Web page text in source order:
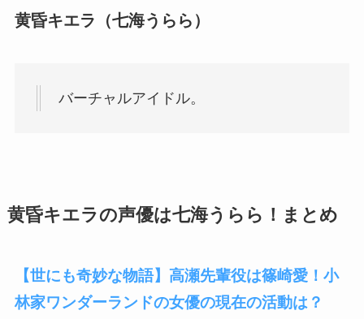
黄昏キエラ（七海うらら）
バーチャルアイドル。
黄昏キエラの声優は七海うらら！まとめ
【世にも奇妙な物語】高瀬先輩役は篠崎愛！小
林家ワンダーランドの女優の現在の活動は？